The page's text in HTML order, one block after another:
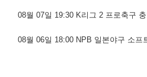
08월 07일 19:30 K리그 2 프로축구
08월 06일 18:00 NPB 일본야구 소프